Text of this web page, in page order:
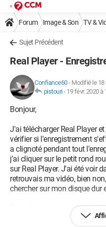
Forum Image & Son TV &
Sujet Précédent
Real Player -
Confiance60- Modifié le 18
pistouri- 19 févr. 2020 à
Bonjour,
J'ai télécharger Real Player
vérifier si l'enregistrement
a clignoté pendant tout
j'ai cliquer sur le petit rond
sur Real Player. J'ai été voir
retrouvais ma vidéo, bien
chercher sur mon disque dur
Donc, l'enregistrement ne
Pouvez-vous m'aider s'il-